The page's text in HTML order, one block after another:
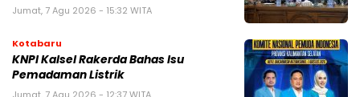
Jumat, 7 Agu 2026 - 15:32 WITA
Kotabaru
KNPI Kalsel Rakerda Bahas Isu
Pemadaman Listrik